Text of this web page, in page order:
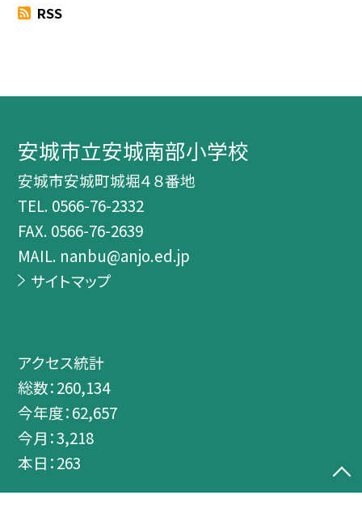
RSS
安城市立安城南部小学校
安城市安城町城堀４８番地
TEL. 0566-76-2332
FAX. 0566-76-2639
MAIL. nanbu@anjo.ed.jp
サイトマップ
アクセス統計
総数：260,134
今年度：62,657
今月：3,218
本日：263